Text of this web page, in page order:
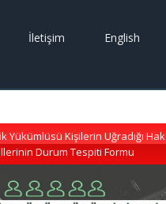
İletişim English
Yükümlüsü Kişilerin Uğradığı Hak
Durum Tespiti Formu